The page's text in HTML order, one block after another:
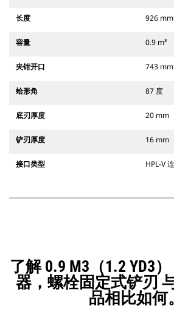
长度 926 mm
容量 0.9 m³
夹钳开口 743 mm
蛤形角 87 度
底刃厚度 20 mm
铲刃厚度 16 mm
接口类型 HPL-V
了解 0.9 M3（1.2 YD3
器，螺栓固定式铲刃
品相比如何。